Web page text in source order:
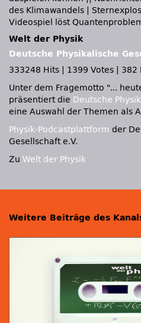
des Klimawandels |
Videospiel löst
Welt der Physik
Deutsche Physikalische
333248 Hits
1399 Votes
382
Unter dem Fragemotto
...
präsentiert die Deutsche
eine Auswahl der Themen als
Physik-Podcastplattform der
Gesellschaft e.V.
Zu Welt der Physik
Weitere Beiträge des